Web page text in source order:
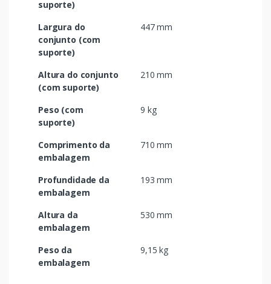
suporte)
Largura do
conjunto (com
suporte)
447 mm
Altura do conjunto
(com suporte)
210 mm
Peso (com
suporte)
9 kg
Comprimento da
embalagem
710 mm
Profundidade da
embalagem
193 mm
Altura da
embalagem
530 mm
Peso da
embalagem
9,15 kg